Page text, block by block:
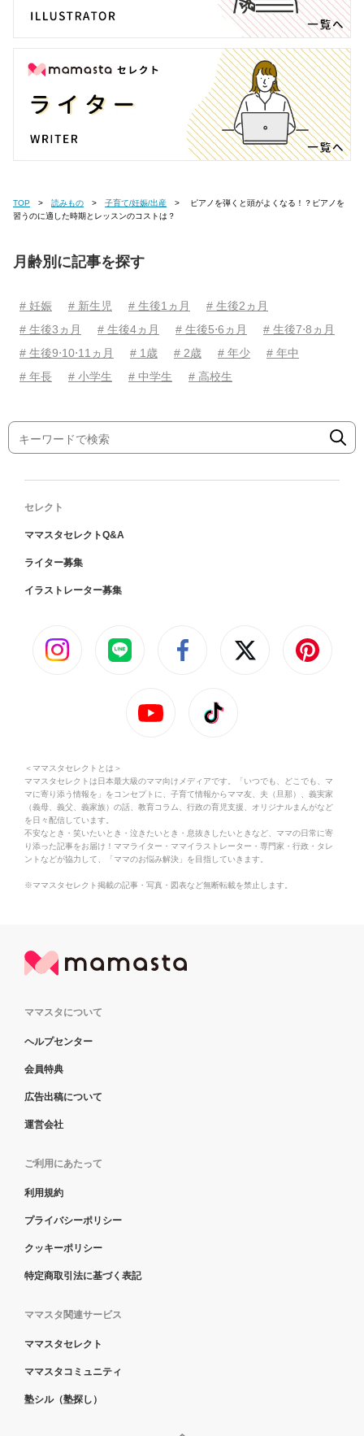
TOP 読みもの 子育て/妊娠/出産
習うのに適した時期とレッスンのコストは？
月齢別に記事を探す
# 妊娠 # 新生児 # 生後1ヵ月
# 生後2ヵ月
# 生後3ヵ月
# 生後4ヵ月 # 生後5⋅6ヵ月
# 生後7⋅8ヵ月
# 生後9⋅10⋅11ヵ月
# 1歳 # 2歳 # 年少
# 年中
# 年長
# 小学生 # 中学生 # 高校生
セレクト
ママスタセレクトQ&A
ライター募集
イラストレーター募集
＜ママスタセレクトとは＞
ママスタセレクトは日本最大級のママ向けメディアです。「いつでも、どこでも、マ
マに寄り添う情報を」をコンセプトに、子育て情報からママ友、夫（旦那）、義実家
（義母、義父、義家族）の話、教育コラム、行政の育児支援、オリジナルまんがなど
を日々配信しています。
不安なとき・笑いたいとき・泣きたいとき・息抜きしたいときなど、ママの日常に寄
り添った記事をお届け！ママライター・ママイラストレーター・専門家・行政・タレ
ントなどが協力して、「ママのお悩み解決」を目指していきます。
※ママスタセレクト掲載の記事・写真・図表など無断転載を禁止します。
ママスタについて
ヘルプセンター
会員特典
広告出稿について
運営会社
ご利用にあたって
利用規約
プライバシーポリシー
クッキーポリシー
特定商取引法に基づく表記
ママスタ関連サービス
ママスタセレクト
ママスタコミュニティ
塾シル（塾探し）